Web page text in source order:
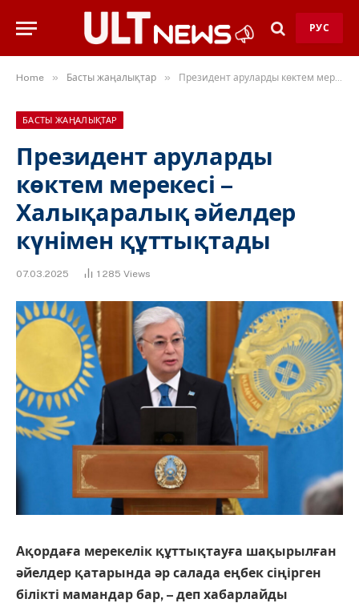
РУС
Home » Басты жаңалықтар » Президент аруларды көктем мерекесі – Халықаралық әйелдер күнімен құттықтады
БАСТЫ ЖАҢАЛЫҚТАР
Президент аруларды
көктем мерекесі –
Халықаралық әйелдер
күнімен құттықтады
07.03.2025 1 285 Views
Ақордаға мерекелік құттықтауға шақырылған
әйелдер қатарында әр салада еңбек сіңірген
білікті мамандар бар, – деп хабарлайды